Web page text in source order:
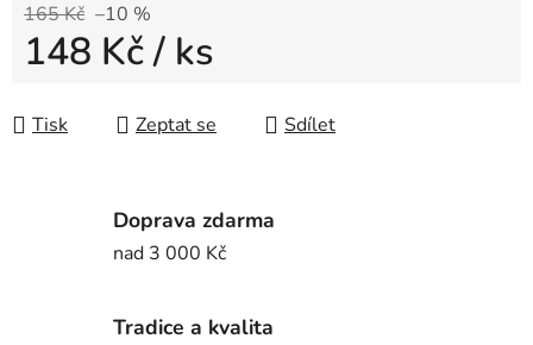
165 Kč –10 %
148 Kč/ ks
Tisk
Zeptat se Sdílet
Doprava zdarma
nad 3 000 Kč
Tradice a kvalita